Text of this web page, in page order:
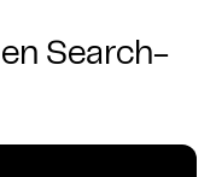
Search-